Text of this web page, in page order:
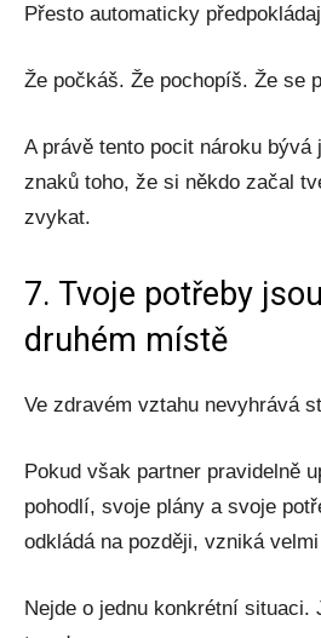
Přesto automaticky
Že počkáš. Že pochopíš. Že se
A právě tento pocit nároku
znaků toho, že si někdo začal
zvykat.
7. Tvoje potřeby
druhém místě
Ve zdravém vztahu nevyhrává
Pokud však partner pravidelně
pohodlí, svoje plány a svoje
odkládá na později, vzniká
Nejde o jednu konkrétní situaci.